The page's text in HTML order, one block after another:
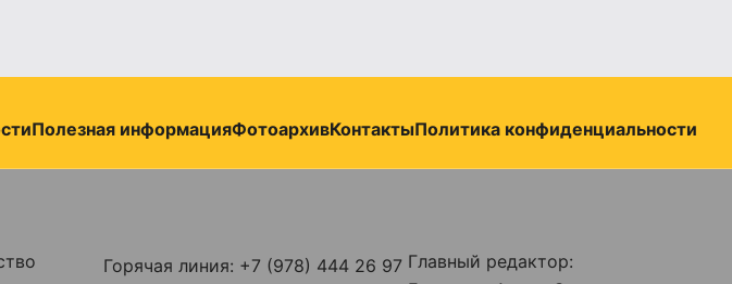
Полезная информацияФотоархивКонтактыПолитика конфиденциальности
Горячая линия: +7 (978) 444 26 97 Главный редактор: